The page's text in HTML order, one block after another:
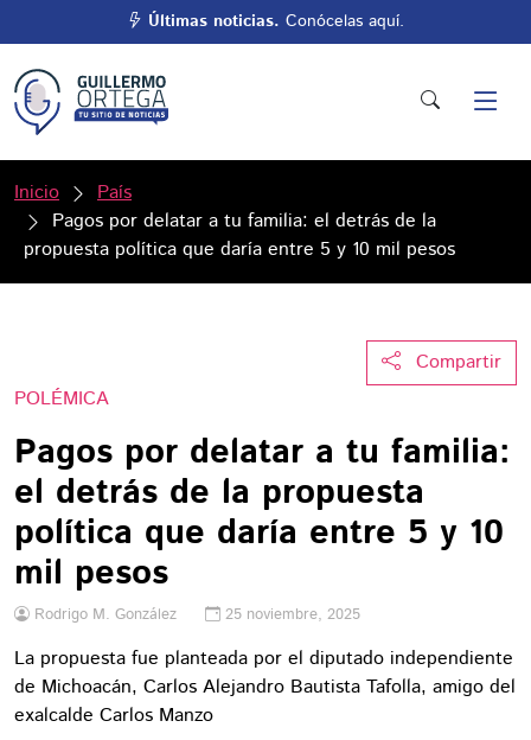
Últimas noticias. Conócelas aquí.
Inicio
País
Pagos por delatar a tu familia: el detrás de la
propuesta política que daría entre 5 y 10 mil pesos
Compartir
POLÉMICA
Pagos por delatar a tu familia:
el detrás de la propuesta
política que daría entre 5 y 10
mil pesos
Rodrigo M. González 25 noviembre, 2025
La propuesta fue planteada por el diputado independiente
de Michoacán, Carlos Alejandro Bautista Tafolla, amigo del
exalcalde Carlos Manzo